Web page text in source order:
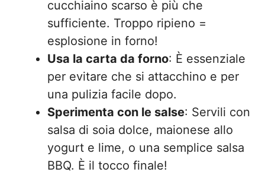
cucchiaino scarso è più che
sufficiente. Troppo ripieno =
esplosione in forno!
Usa la carta da forno: È essenziale
per evitare che si attacchino e per
una pulizia facile dopo.
Sperimenta con le salse: Servili con
salsa di soia dolce, maionese allo
yogurt e lime, o una semplice salsa
BBQ. È il tocco finale!